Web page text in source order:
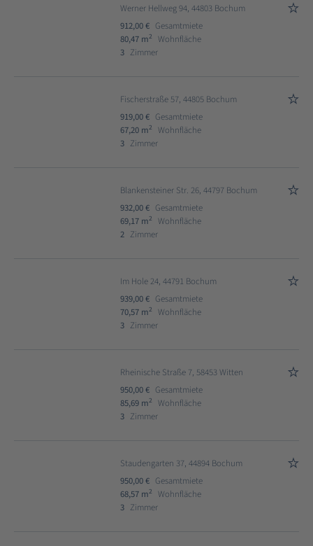
Werner Hellweg 94, 44803 Bochum
912,00 € Gesamtmiete
80,47 m2
Wohnfläche
3 Zimmer
Fischerstraße 57, 44805 Bochum
919,00 € Gesamtmiete
67,20 m2
Wohnfläche
3 Zimmer
Blankensteiner Str. 26, 44797 Bochum
932,00 € Gesamtmiete
69,17 m2
Wohnfläche
2 Zimmer
Im Hole 24, 44791 Bochum
939,00 € Gesamtmiete
70,57 m2
Wohnfläche
3 Zimmer
Rheinische Straße 7, 58453 Witten
950,00 € Gesamtmiete
85,69 m2
Wohnfläche
3 Zimmer
Staudengarten 37, 44894 Bochum
950,00 € Gesamtmiete
68,57 m2
Wohnfläche
3 Zimmer